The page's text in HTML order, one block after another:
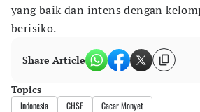
yang baik dan intens dengan
berisiko.
Share Article
Topics
Indonesia CHSE Cacar Monyet